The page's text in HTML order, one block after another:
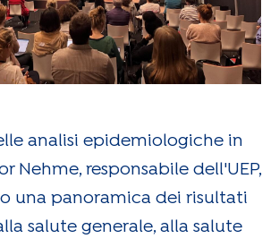
analisi epidemiologiche in
Nehme, responsabile dell'UEP,
una panoramica dei risultati
salute generale, alla salute